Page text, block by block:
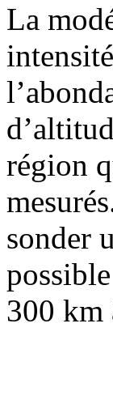
La
région
sonder
300 km